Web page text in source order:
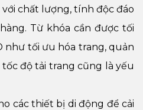
chất lượng, tính độc đáo
Từ khóa cần được tối
như tối ưu hóa trang, quản
tốc độ tải trang cũng là yếu
các thiết bị di động để cải